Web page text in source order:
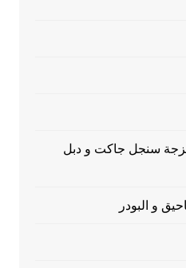
سنجل جاكت و دبل
و البودر